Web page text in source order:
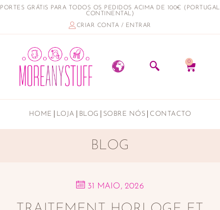
PORTES GRÁTIS PARA TODOS OS PEDIDOS ACIMA DE 100€ (PORTUGAL
CONTINENTAL)
CRIAR CONTA / ENTRAR
0
HOME LOJA BLOG SOBRE NÓS CONTACTO
BLOG
31 MAIO, 2026